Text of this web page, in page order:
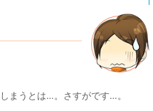
まうとは…。さすがです…。